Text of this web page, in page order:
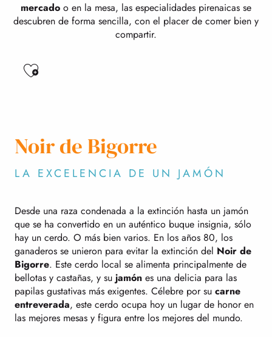
mercado o en la mesa, las especialidades pirenaicas se
descubren de forma sencilla, con el placer de comer bien y
compartir.
Ajouter aux favoris
Noir de Bigorre
LA EXCELENCIA DE UN JAMÓN
Desde una raza condenada a la extinción hasta un jamón
que se ha convertido en un auténtico buque insignia, sólo
hay un cerdo. O más bien varios. En los años 80, los
ganaderos se unieron para evitar la extinción del Noir de
Bigorre. Este cerdo local se alimenta principalmente de
bellotas y castañas, y su jamón es una delicia para las
papilas gustativas más exigentes. Célebre por su carne
entreverada, este cerdo ocupa hoy un lugar de honor en
las mejores mesas y figura entre los mejores del mundo.